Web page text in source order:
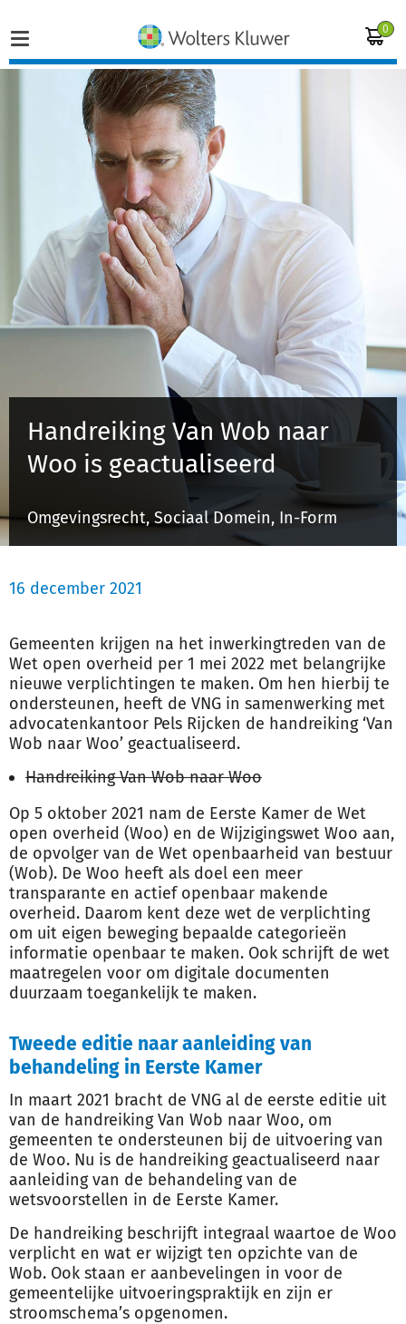
0
Vakgebieden
Actueel
Producten
Opleidingen
Inloggen op de kennisbank
Inloggen
Registreren
Handreiking Van Wob naar
Woo is geactualiseerd
Omgevingsrecht, Sociaal Domein, In-Form
16 december 2021
Gemeenten krijgen na het inwerkingtreden van de
Wet open overheid per 1 mei 2022 met belangrijke
nieuwe verplichtingen te maken. Om hen hierbij te
ondersteunen, heeft de VNG in samenwerking met
advocatenkantoor Pels Rijcken de handreiking ‘Van
Wob naar Woo’ geactualiseerd.
Handreiking Van Wob naar Woo
Op 5 oktober 2021 nam de Eerste Kamer de Wet
open overheid (Woo) en de Wijzigingswet Woo aan,
de opvolger van de Wet openbaarheid van bestuur
(Wob). De Woo heeft als doel een meer
transparante en actief openbaar makende
overheid. Daarom kent deze wet de verplichting
om uit eigen beweging bepaalde categorieën
informatie openbaar te maken. Ook schrijft de wet
maatregelen voor om digitale documenten
duurzaam toegankelijk te maken.
Tweede editie naar aanleiding van
behandeling in Eerste Kamer
In maart 2021 bracht de VNG al de eerste editie uit
van de handreiking Van Wob naar Woo, om
gemeenten te ondersteunen bij de uitvoering van
de Woo. Nu is de handreiking geactualiseerd naar
aanleiding van de behandeling van de
wetsvoorstellen in de Eerste Kamer.
De handreiking beschrijft integraal waartoe de Woo
verplicht en wat er wijzigt ten opzichte van de
Wob. Ook staan er aanbevelingen in voor de
gemeentelijke uitvoeringspraktijk en zijn er
stroomschema’s opgenomen.